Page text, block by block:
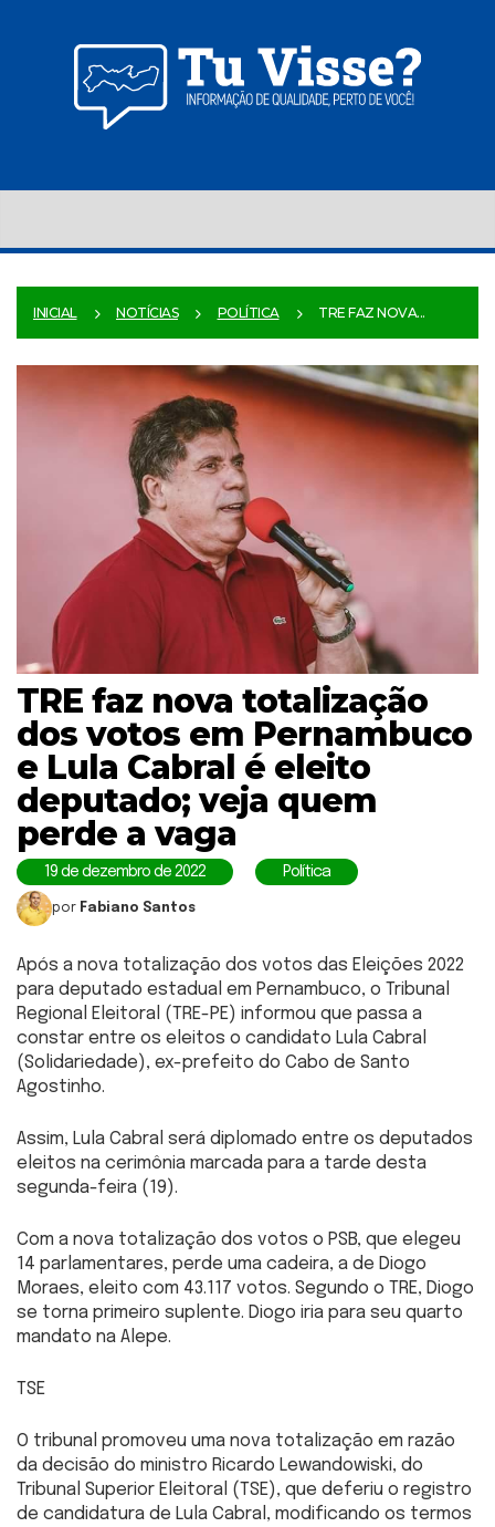
INICIAL NOTÍCIAS POLÍTICA TRE FAZ NOVA...
TRE faz nova totalização
dos votos em Pernambuco
e Lula Cabral é eleito
deputado; veja quem
perde a vaga
19 de dezembro de 2022 Política
por Fabiano Santos
Após a nova totalização dos votos das Eleições 2022
para deputado estadual em Pernambuco, o Tribunal
Regional Eleitoral (TRE-PE) informou que passa a
constar entre os eleitos o candidato Lula Cabral
(Solidariedade), ex-prefeito do Cabo de Santo
Agostinho.
Assim, Lula Cabral será diplomado entre os deputados
eleitos na cerimônia marcada para a tarde desta
segunda-feira (19).
Com a nova totalização dos votos o PSB, que elegeu
14 parlamentares, perde uma cadeira, a de Diogo
Moraes, eleito com 43.117 votos. Segundo o TRE, Diogo
se torna primeiro suplente. Diogo iria para seu quarto
mandato na Alepe.
TSE
O tribunal promoveu uma nova totalização em razão
da decisão do ministro Ricardo Lewandowiski, do
Tribunal Superior Eleitoral (TSE), que deferiu o registro
de candidatura de Lula Cabral, modificando os termos